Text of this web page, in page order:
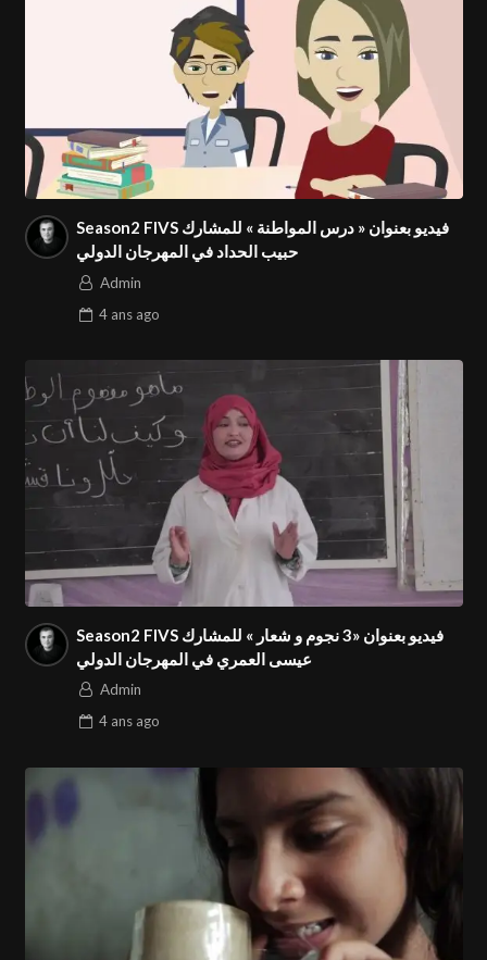
Season2 FIVS فيديو بعنوان « درس المواطنة » للمشارك
حبيب الحداد في المهرجان الدولي
Admin
4 ans ago
Season2 FIVS فيديو بعنوان «3 نجوم و شعار » للمشارك
عيسى العمري في المهرجان الدولي
Admin
4 ans ago